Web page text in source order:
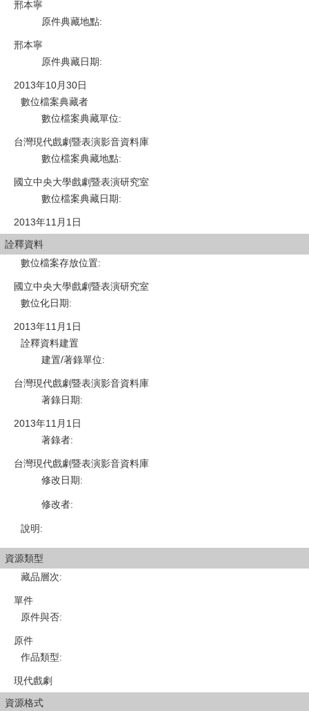
邢本寧
原件典藏地點:
邢本寧
原件典藏日期:
2013年10月30日
數位檔案典藏者
數位檔案典藏單位:
台灣現代戲劇暨表演影音資料庫
數位檔案典藏地點:
國立中央大學戲劇暨表演研究室
數位檔案典藏日期:
2013年11月1日
詮釋資料
數位檔案存放位置:
國立中央大學戲劇暨表演研究室
數位化日期:
2013年11月1日
詮釋資料建置
建置/著錄單位:
台灣現代戲劇暨表演影音資料庫
著錄日期:
2013年11月1日
著錄者:
台灣現代戲劇暨表演影音資料庫
修改日期:
修改者:
說明:
資源類型
藏品層次:
單件
原件與否:
原件
作品類型:
現代戲劇
資源格式